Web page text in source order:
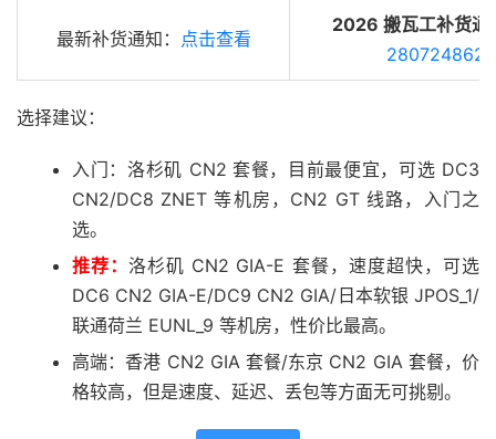
最新补货通知： 点击查看
2026 搬瓦工补货通
280724862
选择建议：
入门：洛杉矶 CN2 套餐，目前最便宜，可选 DC3
CN2/DC8 ZNET 等机房，CN2 GT 线路，入门之
选。
推荐：洛杉矶 CN2 GIA-E 套餐，速度超快，可选
DC6 CN2 GIA-E/DC9 CN2 GIA/日本软银 JPOS_1/
联通荷兰 EUNL_9 等机房，性价比最高。
高端：香港 CN2 GIA 套餐/东京 CN2 GIA 套餐，价
格较高，但是速度、延迟、丢包等方面无可挑剔。